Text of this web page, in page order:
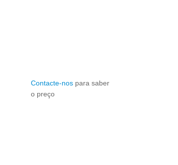
Contacte-nos para saber
o preço